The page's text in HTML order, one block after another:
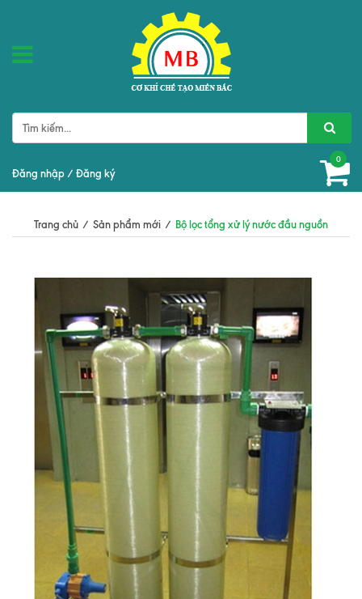
0
Đăng nhập / Đăng ký
Trang chủ / Sản phẩm mới / Bộ lọc tổng xử lý nước đầu nguồn